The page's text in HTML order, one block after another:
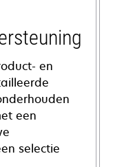
en
een
selectie